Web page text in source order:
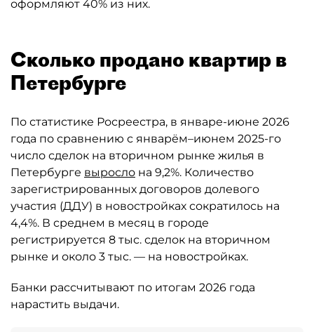
оформляют 40% из них.
Сколько продано квартир в
Петербурге
По статистике Росреестра, в январе-июне 2026
года по сравнению с январём–июнем 2025-го
число сделок на вторичном рынке жилья в
Петербурге выросло на 9,2%. Количество
зарегистрированных договоров долевого
участия (ДДУ) в новостройках сократилось на
4,4%. В среднем в месяц в городе
регистрируется 8 тыс. сделок на вторичном
рынке и около 3 тыс. — на новостройках.
Банки рассчитывают по итогам 2026 года
нарастить выдачи.